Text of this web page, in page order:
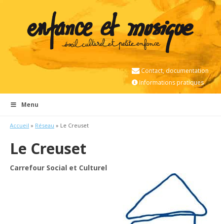
Contact, documentation
Informations pratiques
Menu
Accueil » Réseau » Le Creuset
Le Creuset
Carrefour Social et Culturel